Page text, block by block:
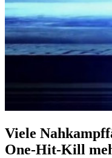
Viele
One-Hit-Kill